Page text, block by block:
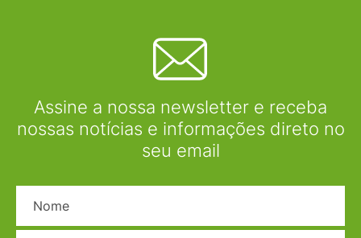
Assine a nossa newsletter e receba
nossas notícias e informações direto no
seu email